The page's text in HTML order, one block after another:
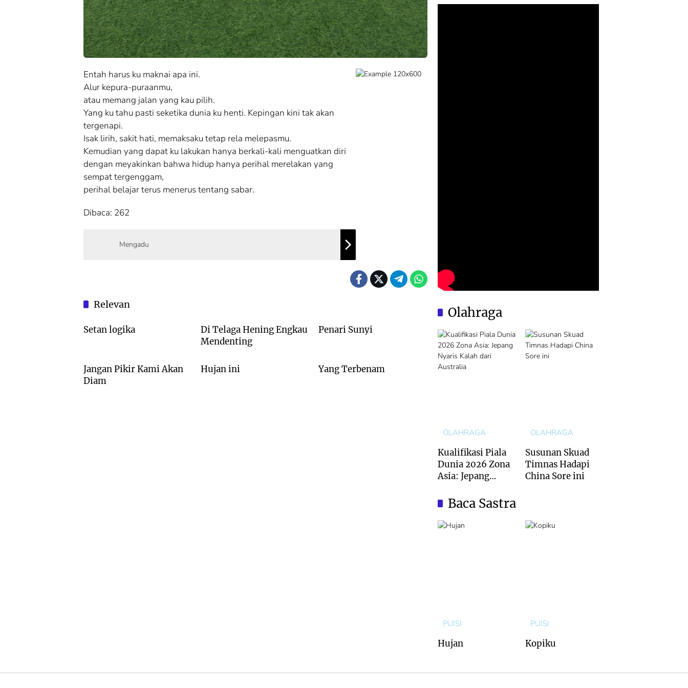
Entah harus ku maknai apa ini.
Alur kepura-puraanmu,
atau memang jalan yang kau pilih.
Yang ku tahu pasti seketika dunia ku henti. Kepingan kini tak akan
tergenapi.
Isak lirih, sakit hati, memaksaku tetap rela melepasmu.
Kemudian yang dapat ku lakukan hanya berkali-kali menguatkan diri
dengan meyakinkan bahwa hidup hanya perihal merelakan yang
sempat tergenggam,
perihal belajar terus menerus tentang sabar.
Dibaca: 262
Mengadu
Relevan
PUISI
Setan logika
Di Telaga Hening Engkau
Mendenting
Penari Sunyi
Jangan Pikir Kami Akan
Diam
Hujan ini Yang Terbenam
Olahraga
OLAHRAGA
Kualifikasi Piala
Dunia 2026 Zona
Asia: Jepang
Australia
OLAHRAGA
Susunan Skuad
Timnas Hadapi
China Sore ini
Baca Sastra
PUISI
Hujan
PUISI
Kopiku